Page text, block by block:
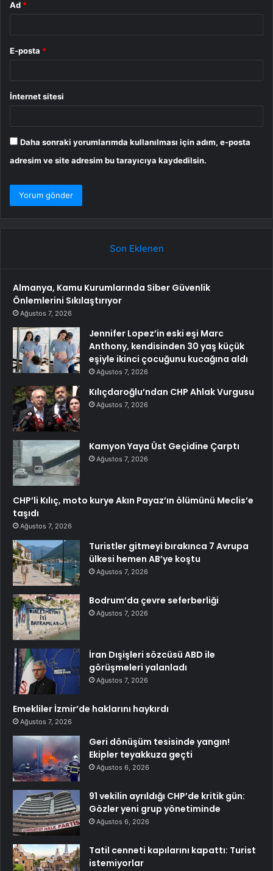
Ad *
E-posta *
İnternet sitesi
Daha sonraki yorumlarımda kullanılması için adım, e-posta
adresim ve site adresim bu tarayıcıya kaydedilsin.
Son Eklenen
Almanya, Kamu Kurumlarında Siber Güvenlik
Önlemlerini Sıkılaştırıyor
Ağustos 7, 2026
Jennifer Lopez’in eski eşi Marc
Anthony, kendisinden 30 yaş küçük
eşiyle ikinci çocuğunu kucağına aldı
Ağustos 7, 2026
Kılıçdaroğlu’ndan CHP Ahlak Vurgusu
Ağustos 7, 2026
Kamyon Yaya Üst Geçidine Çarptı
Ağustos 7, 2026
CHP’li Kılıç, moto kurye Akın Payaz’ın ölümünü Meclis’e
taşıdı
Ağustos 7, 2026
Turistler gitmeyi bırakınca 7 Avrupa
ülkesi hemen AB’ye koştu
Ağustos 7, 2026
Bodrum’da çevre seferberliği
Ağustos 7, 2026
İran Dışişleri sözcüsü ABD ile
görüşmeleri yalanladı
Ağustos 7, 2026
Emekliler İzmir’de haklarını haykırdı
Ağustos 7, 2026
Geri dönüşüm tesisinde yangın!
Ekipler teyakkuza geçti
Ağustos 6, 2026
91 vekilin ayrıldığı CHP’de kritik gün:
Gözler yeni grup yönetiminde
Ağustos 6, 2026
Tatil cenneti kapılarını kapattı: Turist
istemiyorlar